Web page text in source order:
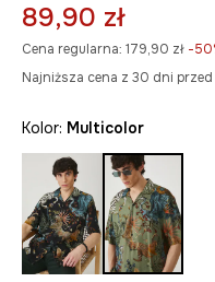
89,90 zł
Cena regularna: 179,90 zł -
Najniższa cena z 30 dni przed
Kolor: multicolor